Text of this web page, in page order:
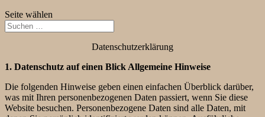
Seite wählen
Datenschutzerklärung
1. Datenschutz auf einen Blick Allgemeine Hinweise
Die folgenden Hinweise geben einen einfachen Überblick darüber,
was mit Ihren personenbezogenen Daten passiert, wenn Sie diese
Website besuchen. Personenbezogene Daten sind alle Daten, mit